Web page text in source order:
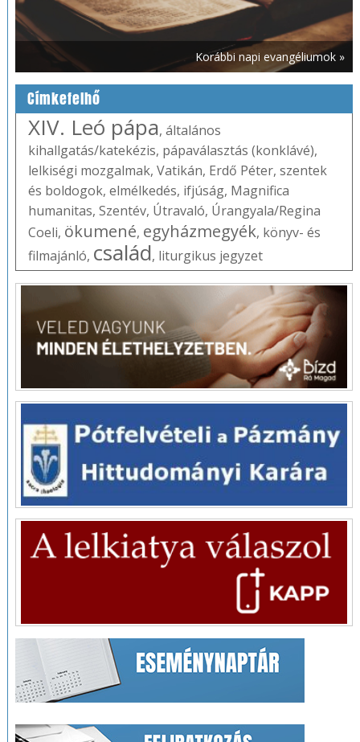
Korábbi napi evangéliumok »
Címkefelhő
XIV. Leó pápa, általános
kihallgatás/katekézis, pápaválasztás (konklávé),
lelkiségi mozgalmak, Vatikán, Erdő Péter, szentek
és boldogok, elmélkedés, ifjúság, Magnifica
humanitas, Szentév, Útravaló, Úrangyala/Regina
Coeli, ökumené, egyházmegyék, könyv- és
filmajánló, család, liturgikus jegyzet